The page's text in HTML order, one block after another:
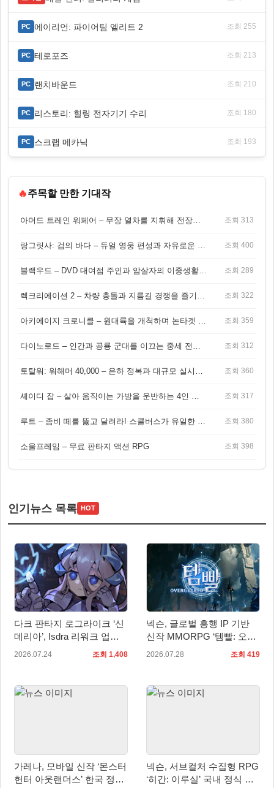
PC 에이리언: 파이어팀 엘리트 2 조회 255
PC 테로포즈 조회 213
PC 랜치바운드 조회 210
PC 리스토리: 힐링 전자기기 수리 조회 180
PC 스크랩 메카닉 조회 193
🔥주목할 만한 기대작
조회 313
조회 400
조회 289
조회 322
조회 359
조회 312
조회 360
조회 317
조회 380
소울프레임 – 무료 판타지 액션 RPG 조회 398
인기뉴스 목록 HOT
다크 판타지 로그라이크 ‘신
데리아’, Isdra 리워크 업데
이트 적용… 스팀 20% 할인
2026.07.24 조회 1,408
넥슨, 글로벌 흥행 IP 기반
신작 MMORPG ‘템빨: 오버
기어드’ 타이틀명 확정!
2026.07.28 조회 419
가레나, 모바일 신작 ‘몬스터
헌터 아웃랜더스’ 한국 정식
넥슨, 서브컬처 수집형 RPG
‘히간: 이루실’ 국내 정식 출